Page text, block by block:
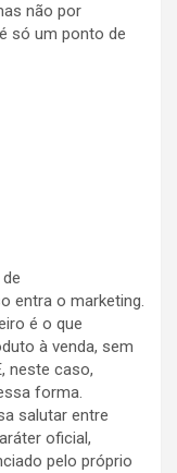
não por
só um ponto de
entra o marketing.
é o que
à venda, sem
neste caso,
forma.
salutar entre
oficial,
pelo próprio